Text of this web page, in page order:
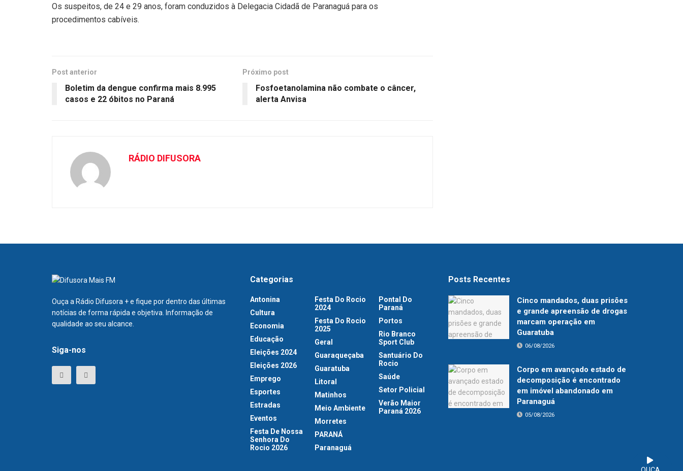
Os suspeitos, de 24 e 29 anos, foram conduzidos à Delegacia Cidadã de Paranaguá para os
procedimentos cabíveis.
Post anterior
Boletim da dengue confirma mais 8.995
casos e 22 óbitos no Paraná
Próximo post
Fosfoetanolamina não combate o câncer,
alerta Anvisa
RÁDIO DIFUSORA
Ouça a Rádio Difusora + e fique por dentro das últimas
notícias de forma rápida e objetiva. Informação de
qualidade ao seu alcance.
Siga-nos
Categorias
Antonina
Cultura
Economia
Educação
Eleições 2024
Eleições 2026
Emprego
Esportes
Estradas
Eventos
Festa De Nossa
Senhora Do
Rocio 2026
Festa Do Rocio
2024
Festa Do Rocio
2025
Geral
Guaraqueçaba
Guaratuba
Litoral
Matinhos
Meio Ambiente
Morretes
PARANÁ
Paranaguá
Pontal Do
Paraná
Portos
Rio Branco
Sport Club
Santuário Do
Rocio
Saúde
Setor Policial
Verão Maior
Paraná 2026
Posts Recentes
Cinco mandados, duas prisões
e grande apreensão de drogas
marcam operação em
Guaratuba
06/08/2026
Corpo em avançado estado de
decomposição é encontrado
em imóvel abandonado em
Paranaguá
05/08/2026